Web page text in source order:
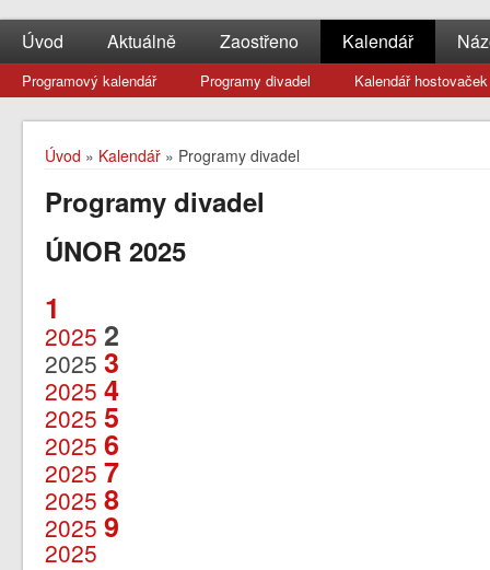
Úvod Aktuálně Zaostřeno Kalendář
Programový kalendář Programy divadel Kalendář hostovaček
Úvod » Kalendář » Programy divadel
Programy divadel
ÚNOR 2025
1
2025 2
2025 3
2025 4
2025 5
2025 6
2025 7
2025 8
2025 9
2025